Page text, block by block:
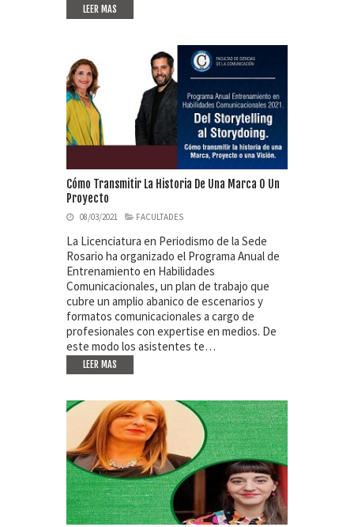
LEER MAS
Cómo Transmitir La Historia De Una Marca O Un
Proyecto
08/03/2021 FACULTADES
La Licenciatura en Periodismo de la Sede
Rosario ha organizado el Programa Anual de
Entrenamiento en Habilidades
Comunicacionales, un plan de trabajo que
cubre un amplio abanico de escenarios y
formatos comunicacionales a cargo de
profesionales con expertise en medios. De
este modo los asistentes te…
LEER MAS